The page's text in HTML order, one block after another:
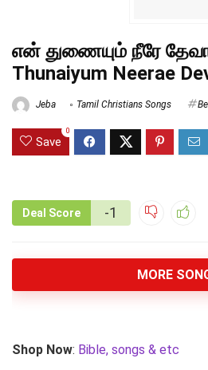
என் துணையும் நீரே
Thunaiyum Neerae
Jeba Tamil Christians Songs
Save
0
Deal Score -1
MORE
Shop Now: Bible, songs & etc